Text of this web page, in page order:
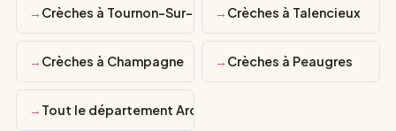
Crèches à Tournon-Sur-RhôneCrèches à Talencieux
Crèches à Champagne Crèches à Peaugres
Tout le département Ardèche